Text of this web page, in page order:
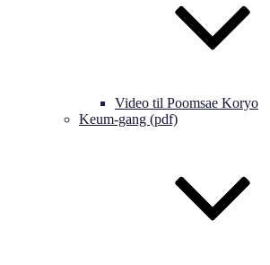
Video til Poomsae Koryo
Keum-gang (pdf)